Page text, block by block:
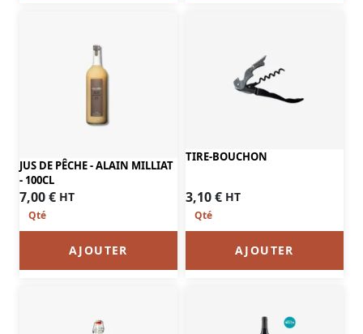
JUS DE PÊCHE - ALAIN MILLIAT
- 100CL
7,00€ HT
AJOUTER
TIRE-BOUCHON
3,10€ HT
AJOUTER